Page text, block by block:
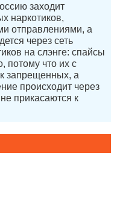
заходит
наркотиков,
отправлениями, а
через сеть
на слэнге: спайсы
потому что их с
запрещенных, а
происходит через
прикасаются к